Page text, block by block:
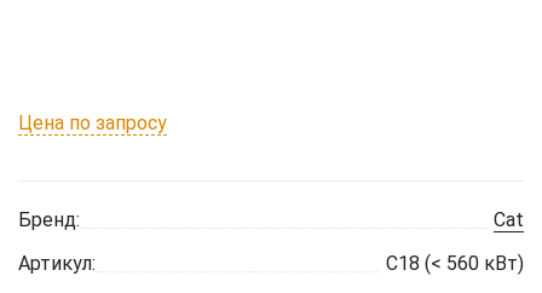
Цена по запросу
Бренд:
Cat
Артикул:
C18 (< 560 кВт)